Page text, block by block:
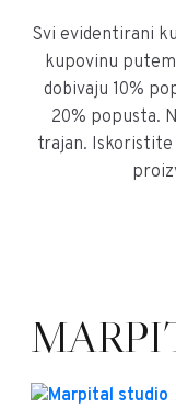
Svi evidentirani
kupovinu
dobivaju 10%
20% popusta.
trajan.